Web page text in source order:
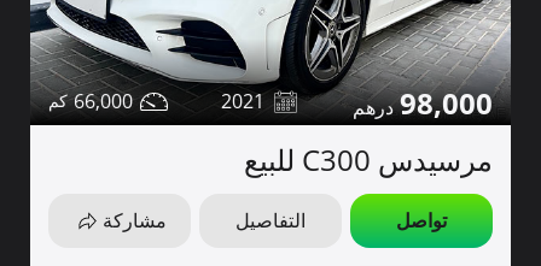
98,000
2021
66,000
مرسيدس C300 للبيع
تواصل التفاصيل مشاركة